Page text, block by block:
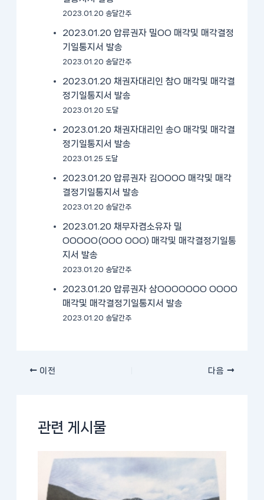
2023.01.20 송달간주
2023.01.20 압류권자 밀OO 매각및 매각결정
기일통지서 발송
2023.01.20 송달간주
2023.01.20 채권자대리인 참O 매각및 매각결
정기일통지서 발송
2023.01.20 도달
2023.01.20 채권자대리인 송O 매각및 매각결
정기일통지서 발송
2023.01.25 도달
2023.01.20 압류권자 김OOOO 매각및 매각
결정기일통지서 발송
2023.01.20 송달간주
2023.01.20 채무자겸소유자 밀
OOOOO(OOO OOO) 매각및 매각결정기일통
지서 발송
2023.01.20 송달간주
2023.01.20 압류권자 삼OOOOOOO OOOO
매각및 매각결정기일통지서 발송
2023.01.20 송달간주
이전 다음
관련 게시물